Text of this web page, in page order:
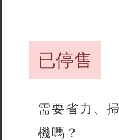
已停售
需要省力、
機嗎？